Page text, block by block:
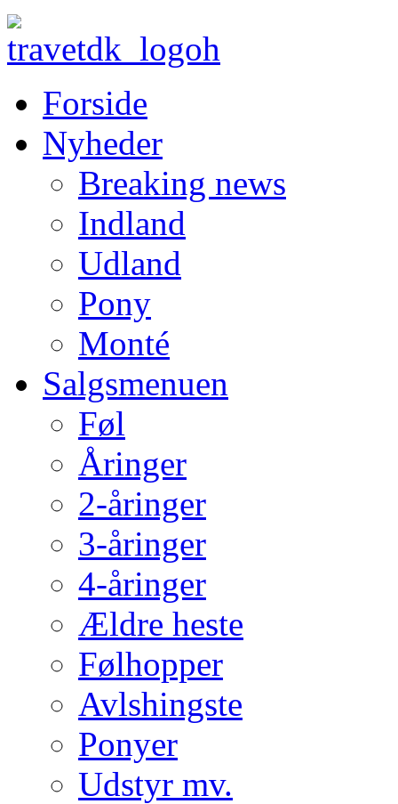
Forside
Nyheder
Breaking news
Indland
Udland
Pony
Monté
Salgsmenuen
Føl
Åringer
2-åringer
3-åringer
4-åringer
Ældre heste
Følhopper
Avlshingste
Ponyer
Udstyr mv.